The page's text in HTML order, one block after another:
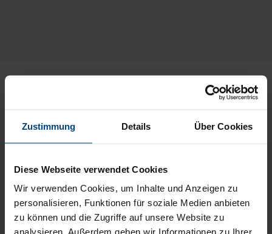
Zustimmung Details Über Cookies
Diese Webseite verwendet Cookies
Wir verwenden Cookies, um Inhalte und Anzeigen zu
personalisieren, Funktionen für soziale Medien anbieten
zu können und die Zugriffe auf unsere Website zu
analysieren. Außerdem geben wir Informationen zu Ihrer
, die diesen
Ort gestalten
Die Sicherheit und das Wohlbefinden unserer Bewohnerinnen
Tag begleiten. Lernen Sie unser Team von Fachkräften
allem tägliche Fürsorge, Aufmerksamkeit und menschliche
Nähe.